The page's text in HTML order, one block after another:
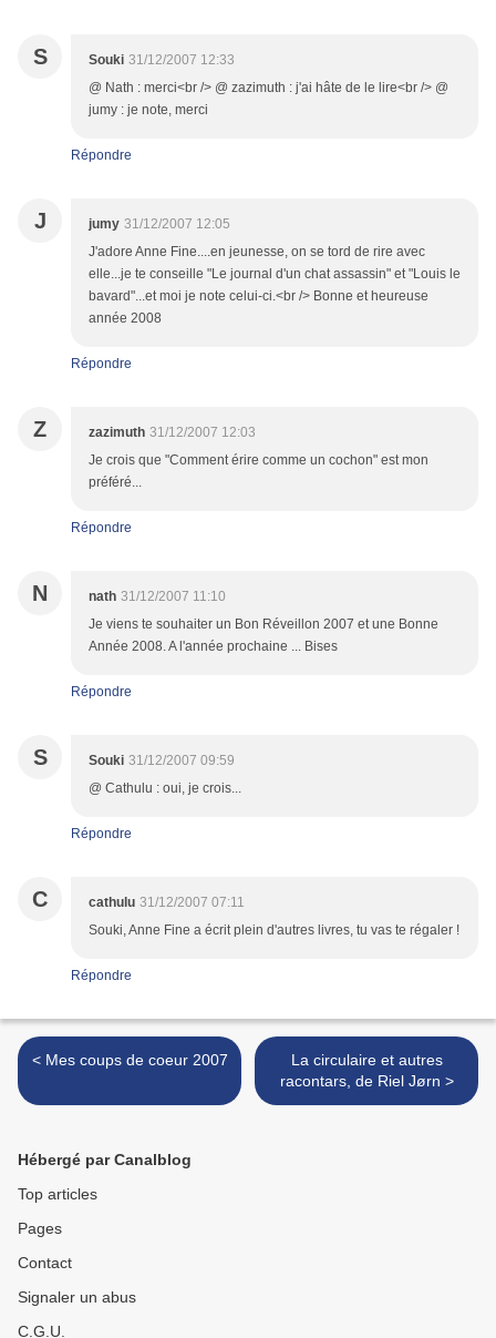
S Souki 31/12/2007 12:33
@ Nath : merci<br /> @ zazimuth : j'ai hâte de le lire<br /> @
jumy : je note, merci
Répondre
J jumy 31/12/2007 12:05
J'adore Anne Fine....en jeunesse, on se tord de rire avec
elle...je te conseille "Le journal d'un chat assassin" et "Louis le
bavard"...et moi je note celui-ci.<br /> Bonne et heureuse
année 2008
Répondre
Z zazimuth 31/12/2007 12:03
Je crois que "Comment érire comme un cochon" est mon
préféré...
Répondre
N nath 31/12/2007 11:10
Je viens te souhaiter un Bon Réveillon 2007 et une Bonne
Année 2008. A l'année prochaine ... Bises
Répondre
S Souki 31/12/2007 09:59
@ Cathulu : oui, je crois...
Répondre
C cathulu 31/12/2007 07:11
Souki, Anne Fine a écrit plein d'autres livres, tu vas te régaler !
Répondre
< Mes coups de coeur 2007
La circulaire et autres
racontars, de Riel Jørn >
Hébergé par Canalblog
Top articles
Pages
Contact
Signaler un abus
C.G.U.